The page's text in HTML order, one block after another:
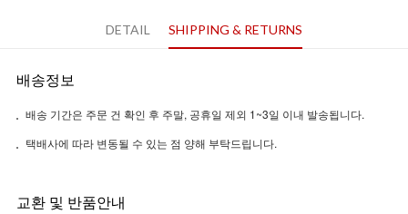
DETAIL SHIPPING & RETURNS
배송정보
배송 기간은 주문 건 확인 후 주말, 공휴일 제외 1~3일 이내 발송됩니다.
택배사에 따라 변동될 수 있는 점 양해 부탁드립니다.
교환 및 반품안내